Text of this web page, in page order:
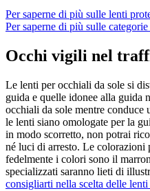
Per saperne di più sulle lenti
Per saperne di più sulle
Occhi vigili nel
Le lenti per occhiali da sole si
guida e quelle idonee alla guida
occhiali da sole mentre conduce
le lenti siano omologate per la
in modo scorretto, non potrai
né luci di arresto. Le colorazioni
fedelmente i colori sono il
specializzati saranno lieti di
consigliarti nella scelta delle